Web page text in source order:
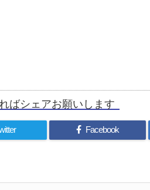
ばシェアお願いします
Facebook